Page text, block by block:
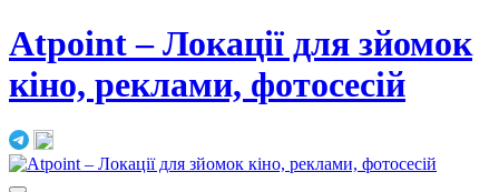
Atpoint – Локації для зйомок
кіно, реклами, фотосесій